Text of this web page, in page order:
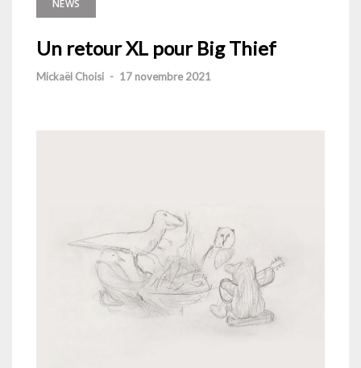
NEWS
Un retour XL pour Big Thief
Mickaël Choisi - 17 novembre 2021